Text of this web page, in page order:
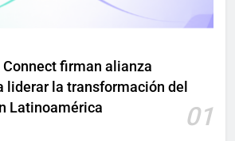
firman alianza
liderar la transformación del
Latinoamérica
01